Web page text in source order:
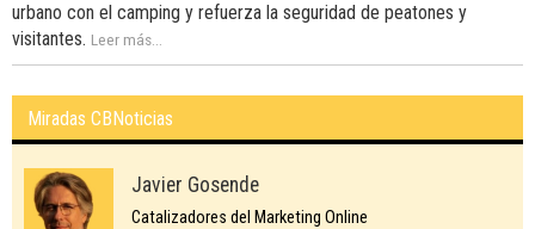
urbano con el camping y refuerza la seguridad de peatones y
visitantes. Leer más...
Miradas CBNoticias
Javier Gosende
Catalizadores del Marketing Online